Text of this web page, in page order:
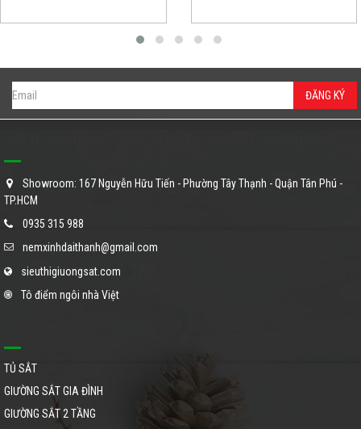
ĐĂNG KÝ
Showroom: 167 Nguyễn Hữu Tiến - Phường Tây Thạnh - Quận Tân Phú -
TP.HCM
0935 315 988
nemxinhdaithanh@gmail.com
sieuthigiuongsat.com
Tô điểm ngôi nhà Việt
TỦ SẮT
GIƯỜNG SẮT GIA ĐÌNH
GIƯỜNG SẮT 2 TẦNG